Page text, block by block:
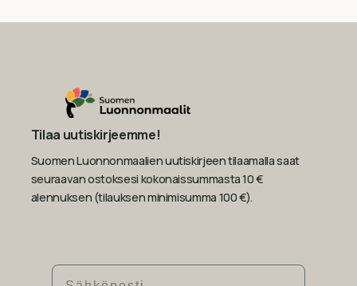
Tilaa uutiskirjeemme!
Suomen Luonnonmaalien uutiskirjeen tilaamalla saat
seuraavan ostoksesi kokonaissummasta 10 €
alennuksen (tilauksen minimisumma 100 €).
Sähköposti